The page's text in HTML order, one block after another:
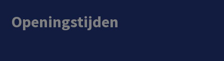
Openingstijden